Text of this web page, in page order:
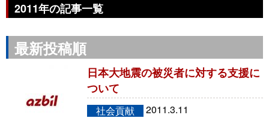
2011年の記事一覧
最新投稿順
日本大地震の被災者に対する支援に
ついて
社会貢献
2011.3.11